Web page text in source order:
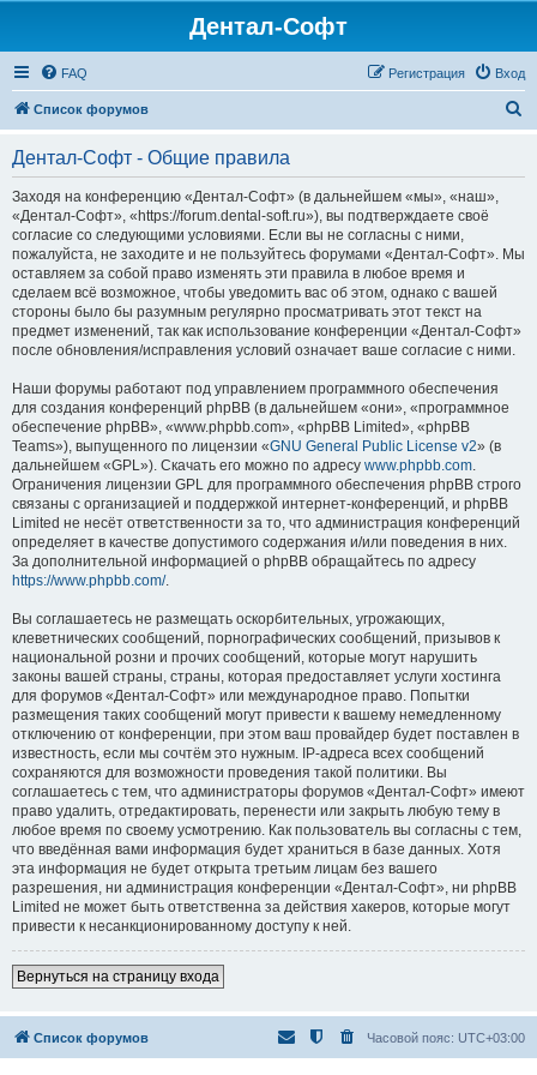
Дентал-Софт
FAQ Вход
Регистрация
Список форумов
Дентал-Софт - Общие правила
Заходя на конференцию «Дентал-Софт» (в дальнейшем «мы», «наш»,
«Дентал-Софт», «https://forum.dental-soft.ru»), вы подтверждаете своё
согласие со следующими условиями. Если вы не согласны с ними,
пожалуйста, не заходите и не пользуйтесь форумами «Дентал-Софт». Мы
оставляем за собой право изменять эти правила в любое время и
сделаем всё возможное, чтобы уведомить вас об этом, однако с вашей
стороны было бы разумным регулярно просматривать этот текст на
предмет изменений, так как использование конференции «Дентал-Софт»
после обновления/исправления условий означает ваше согласие с ними.
Наши форумы работают под управлением программного обеспечения
для создания конференций phpBB (в дальнейшем «они», «программное
обеспечение phpBB», «www.phpbb.com», «phpBB Limited», «phpBB
Teams»), выпущенного по лицензии «GNU General Public License v2» (в
дальнейшем «GPL»). Скачать его можно по адресу www.phpbb.com.
Ограничения лицензии GPL для программного обеспечения phpBB строго
связаны с организацией и поддержкой интернет-конференций, и phpBB
Limited не несёт ответственности за то, что администрация конференций
определяет в качестве допустимого содержания и/или поведения в них.
За дополнительной информацией о phpBB обращайтесь по адресу
https://www.phpbb.com/.
Вы соглашаетесь не размещать оскорбительных, угрожающих,
клеветнических сообщений, порнографических сообщений, призывов к
национальной розни и прочих сообщений, которые могут нарушить
законы вашей страны, страны, которая предоставляет услуги хостинга
для форумов «Дентал-Софт» или международное право. Попытки
размещения таких сообщений могут привести к вашему немедленному
отключению от конференции, при этом ваш провайдер будет поставлен в
известность, если мы сочтём это нужным. IP-адреса всех сообщений
сохраняются для возможности проведения такой политики. Вы
соглашаетесь с тем, что администраторы форумов «Дентал-Софт» имеют
право удалить, отредактировать, перенести или закрыть любую тему в
любое время по своему усмотрению. Как пользователь вы согласны с тем,
что введённая вами информация будет храниться в базе данных. Хотя
эта информация не будет открыта третьим лицам без вашего
разрешения, ни администрация конференции «Дентал-Софт», ни phpBB
Limited не может быть ответственна за действия хакеров, которые могут
привести к несанкционированному доступу к ней.
Вернуться на страницу входа
Список форумов Часовой пояс: UTC+03:00